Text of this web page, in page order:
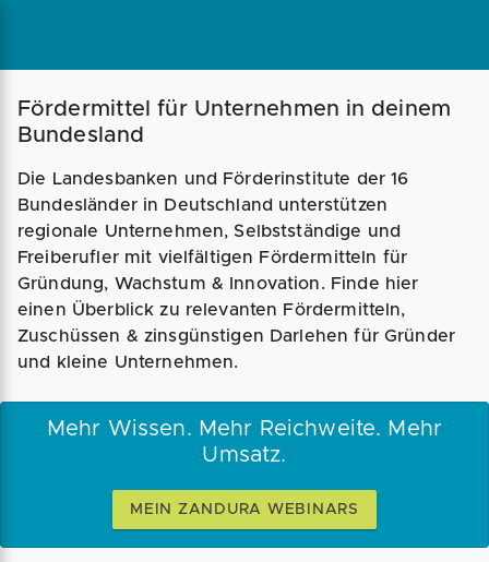
Fördermittel für Unternehmen in deinem
Bundesland
Die Landesbanken und Förderinstitute der 16
Bundesländer in Deutschland unterstützen
regionale Unternehmen, Selbstständige und
Freiberufler mit vielfältigen Fördermitteln für
Gründung, Wachstum & Innovation. Finde hier
einen Überblick zu relevanten Fördermitteln,
Zuschüssen & zinsgünstigen Darlehen für Gründer
und kleine Unternehmen.
Mehr Wissen. Mehr Reichweite. Mehr
Umsatz.
MEIN ZANDURA WEBINARS